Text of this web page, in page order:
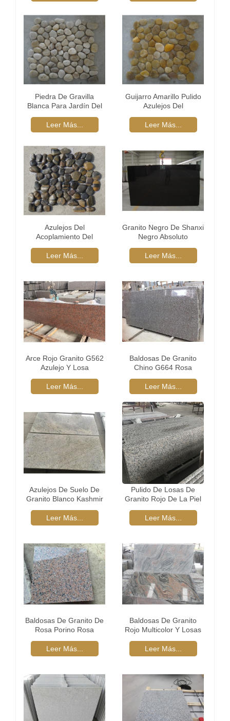
Piedra De Gravilla
Blanca Para Jardín Del
Leer Más...
Guijarro Amarillo Pulido
Azulejos Del
Leer Más...
Azulejos Del
Acoplamiento Del
Guijarro Piedra Raya
Guijarro
Leer Más...
Granito Negro De Shanxi
Negro Absoluto
Leer Más...
Arce Rojo Granito G562
Azulejo Y Losa
Leer Más...
Baldosas De Granito
Chino G664 Rosa
Leer Más...
Azulejos De Suelo De
Granito Blanco Kashmir
Leer Más...
Pulido De Losas De
Granito Rojo De La Piel
Leer Más...
Baldosas De Granito De
Rosa Porino Rosa
Leer Más...
Baldosas De Granito
Rojo Multicolor Y Losas
Leer Más...